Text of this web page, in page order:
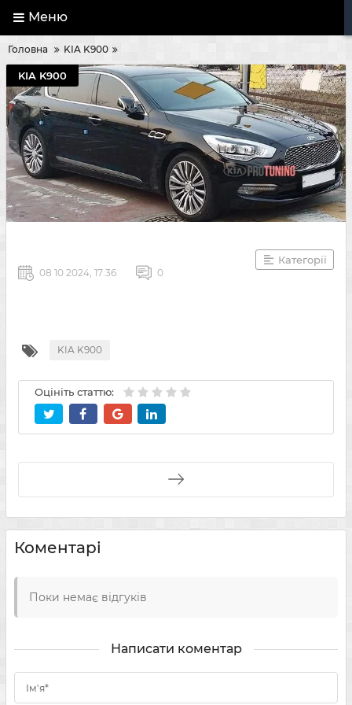
Меню
Головна KIA K900
KIA K900
Категорії
08 10 2024, 17:36 0
KIA K900
Оцініть статтю:
Коментарі
Поки немає відгуків
Написати коментар
Ім'я*